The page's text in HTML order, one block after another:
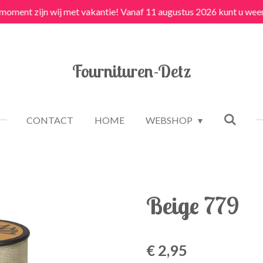
zijn wij met vakantie! Vanaf 11 augustus 2026 kunt u
Fournituren-Detz
CONTACT HOME WEBSHOP
Beige 779
€ 2,95